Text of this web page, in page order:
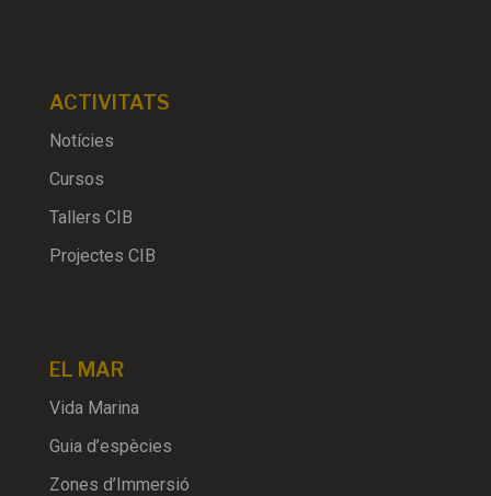
ACTIVITATS
Notícies
Cursos
Tallers CIB
Projectes CIB
EL MAR
Vida Marina
Guia d’espècies
Zones d’Immersió